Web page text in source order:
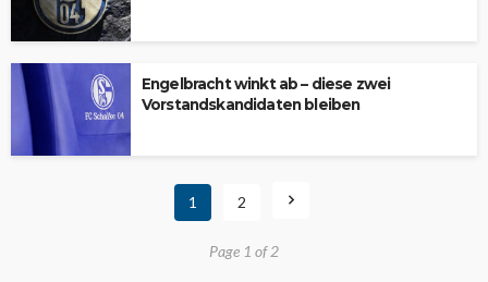
Engelbracht winkt ab – diese zwei
Vorstandskandidaten bleiben
1 2
Page 1 of 2